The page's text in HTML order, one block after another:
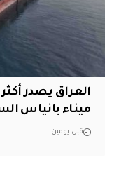
العراق يصدر
ميناء بانياس
قبل يومين